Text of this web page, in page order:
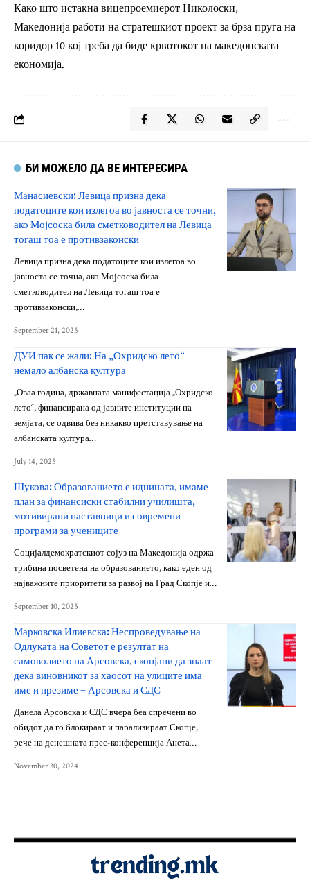
Како што истакна вицепроемиерот Николоски,
Македонија работи на стратешкиот проект за брза пруга на
коридор 10 кој треба да биде крвотокот на македонската
економија.
БИ МОЖЕЛО ДА ВЕ ИНТЕРЕСИРА
Манасиевски: Левица призна дека
податоците кои излегоа во јавноста се точни,
ако Мојсоска била сметководител на Левица
тогаш тоа е противзаконски
Левица призна дека податоците кои излегоа во
јавноста се точна, ако Мојсоска била
сметководител на Левица тогаш тоа е
противзаконски,…
September 21, 2025
ДУИ пак се жали: На „Охридско лето“
немало албанска култура
„Оваа година, државната манифестација „Охридско
лето“, финансирана од јавните институции на
земјата, се одвива без никакво претставување на
албанската култура…
July 14, 2025
Шукова: Образованието е иднината, имаме
план за финансиски стабилни училишта,
мотивирани наставници и современи
програми за учениците
Социјалдемократскиот сојуз на Македонија одржа
трибина посветена на образованието, како еден од
најважните приоритети за развој на Град Скопје и…
September 10, 2025
Марковска Илиевска: Неспроведување на
Одлуката на Советот е резултат на
самоволието на Арсовска, скопјани да знаат
дека виновникот за хаосот на улиците има
име и презиме – Арсовска и СДС
Данела Арсовска и СДС вчера беа спречени во
обидот да го блокираат и парализираат Скопје,
рече на денешната прес-конференција Анета…
November 30, 2024